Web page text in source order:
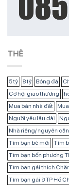
THẺ
5 tỷ 8 tỷ Bóng đá
Cơ hội giao thương
Mua bán nhà đất
Người yêu lâu dài
Nhà riêng/ nguyên căn
Tìm bạn bè mới
Tìm
Tìm bạn bốn phương
Tìm bạn gái thích
Tìm bạn gái ở TP Hồ